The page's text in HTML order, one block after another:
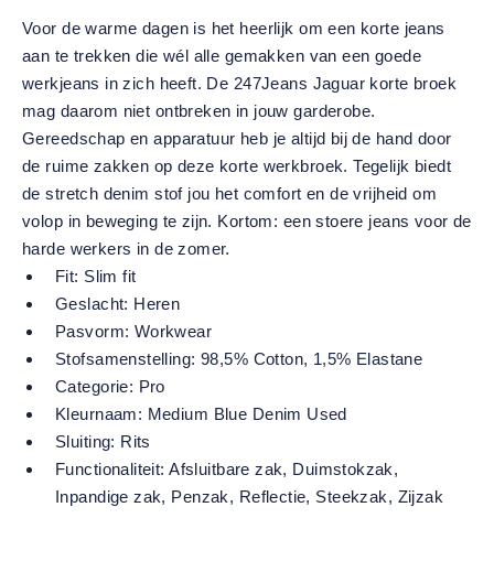
Voor de warme dagen is het heerlijk om een korte jeans
aan te trekken die wél alle gemakken van een goede
werkjeans in zich heeft. De 247Jeans Jaguar korte broek
mag daarom niet ontbreken in jouw garderobe.
Gereedschap en apparatuur heb je altijd bij de hand door
de ruime zakken op deze korte werkbroek. Tegelijk biedt
de stretch denim stof jou het comfort en de vrijheid om
volop in beweging te zijn. Kortom: een stoere jeans voor de
harde werkers in de zomer.
Fit: Slim fit
Geslacht: Heren
Pasvorm: Workwear
Stofsamenstelling: 98,5% Cotton, 1,5% Elastane
Categorie: Pro
Kleurnaam: Medium Blue Denim Used
Sluiting: Rits
Functionaliteit:Afsluitbare zak, Duimstokzak,
Inpandige zak, Penzak, Reflectie, Steekzak, Zijzak